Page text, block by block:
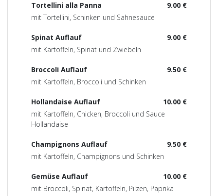
9.00 €
Tortellini alla Panna
mit Tortellini, Schinken und Sahnesauce
9.00 €
Spinat Auflauf
mit Kartoffeln, Spinat und Zwiebeln
9.50 €
Broccoli Auflauf
mit Kartoffeln, Broccoli und Schinken
10.00 €
Hollandaise Auflauf
mit Kartoffeln, Chicken, Broccoli und Sauce
Hollandaise
9.50 €
Champignons Auflauf
mit Kartoffeln, Champignons und Schinken
10.00 €
Gemüse Auflauf
mit Broccoli, Spinat, Kartoffeln, Pilzen, Paprika